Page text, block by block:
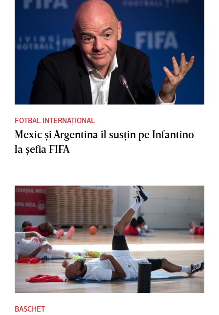
FOTBAL INTERNAȚIONAL
Mexic şi Argentina îl susţin pe Infantino
la şefia FIFA
BASCHET